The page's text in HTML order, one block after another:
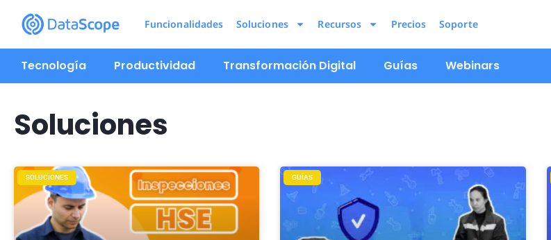
Funcionalidades Soluciones Recursos Precios Soporte
Tecnología Productividad Transformación Digital Guías Webinars
Soluciones
SOLUCIONES GUÍAS